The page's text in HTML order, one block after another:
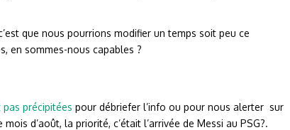
que nous pourrions modifier un temps soit peu ce
en sommes-nous capables ?
pas précipitées pour débriefer l’info ou pour nous alerter sur
d’août, la priorité, c’était l’arrivée de Messi au PSG?.